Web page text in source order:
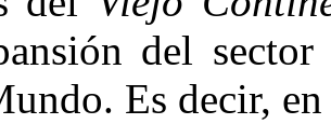
del
Es decir,